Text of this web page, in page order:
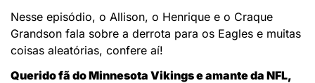
Nesse episódio, o Allison, o Henrique e o Craque
Grandson fala sobre a derrota para os Eagles e muitas
coisas aleatórias, confere aí!
Querido fã do Minnesota Vikings e amante da NFL,